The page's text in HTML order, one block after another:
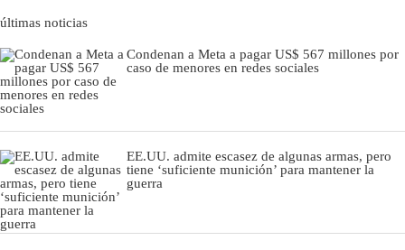
últimas noticias
Condenan a Meta a pagar US$ 567 millones por
caso de menores en redes sociales
EE.UU. admite escasez de algunas armas, pero
tiene ‘suficiente munición’ para mantener la
guerra